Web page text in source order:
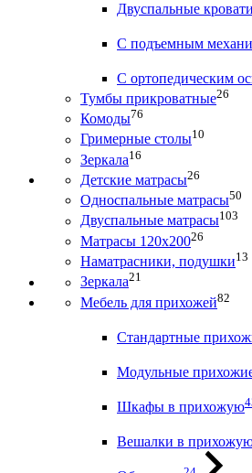
Двуспальные кровати
С подъемным
С ортопедическим
Тумбы прикроватные26
Комоды76
Гримерные столы10
Зеркала16
Детские матрасы26
Односпальные матрасы50
Двуспальные матрасы103
Матрасы 120х20026
Наматрасники, подушки13
Зеркала21
Мебель для прихожей82
Стандартные
Модульные
Шкафы в прихожую
Вешалки в